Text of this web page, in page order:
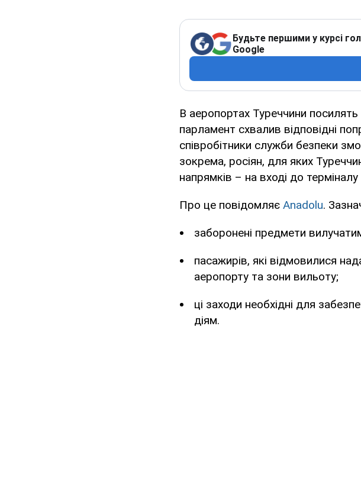
Будьте першими у курсі
Google
В аеропортах Туреччини
парламент схвалив відповідні
співробітники служби безпеки
зокрема, росіян, для яких
напрямків – на вході до
Про це повідомляє Anadolu.
заборонені предмети
пасажирів, які відмовилися
аеропорту та зони вильоту;
ці заходи необхідні для
діям.